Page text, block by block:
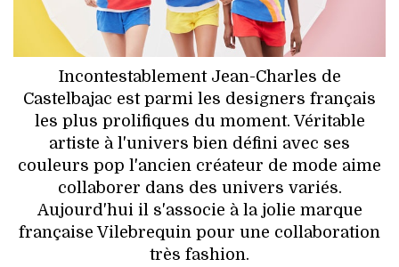
AUTO
LIEUX TENDANCES
BEAUTÉ
MODE DE RUE
JEUNES CRÉATEURS
HISTOIRE DES MARQUES
Incontestablement Jean-Charles de
Castelbajac est parmi les designers français
les plus prolifiques du moment. Véritable
artiste à l'univers bien défini avec ses
couleurs pop l'ancien créateur de mode aime
collaborer dans des univers variés.
Aujourd'hui il s'associe à la jolie marque
française Vilebrequin pour une collaboration
très fashion.